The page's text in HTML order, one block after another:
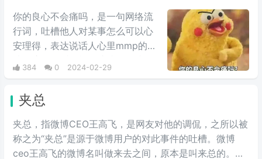
你的良心不会痛吗，是一句网络流
行词，吐槽他人对某事怎么可以心
安理得，表达说话人心里mmp的心
会内疚吗，来源于热图鹦鹉兄弟表
情包，火于知乎，该词也被《咬文
嚼字》评为2017年度十大流行语之
一，现在多用于聊天中的表情包。
384 0 2024-02-29
夹总
夹总，指微博CEO王高飞，是网友对他的调侃，之所以被
称之为“夹总”是源于微博用户的对此事件的吐槽。微博
ceo王高飞的微博名叫做来去之间，原本是叫来总的。因